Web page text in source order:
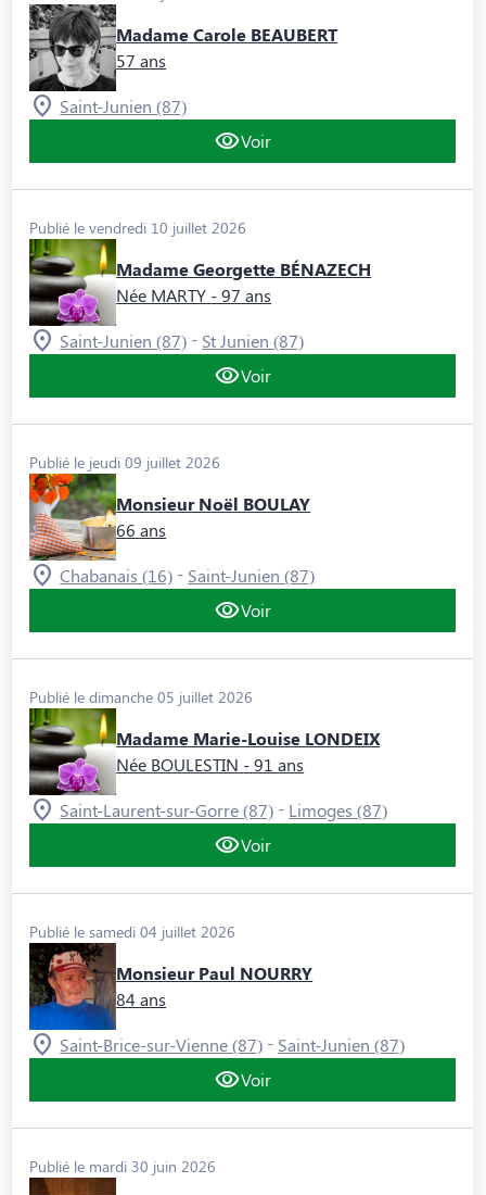
Madame Carole BEAUBERT
57 ans
Saint-Junien (87)
Voir
Publié le vendredi 10 juillet 2026
Madame Georgette BÉNAZECH
Née MARTY - 97 ans
Saint-Junien (87) - St Junien (87)
Voir
Publié le jeudi 09 juillet 2026
Monsieur Noël BOULAY
66 ans
Chabanais (16) - Saint-Junien (87)
Voir
Publié le dimanche 05 juillet 2026
Madame Marie-Louise LONDEIX
Née BOULESTIN - 91 ans
Saint-Laurent-sur-Gorre (87) - Limoges (87)
Voir
Publié le samedi 04 juillet 2026
Monsieur Paul NOURRY
84 ans
Saint-Brice-sur-Vienne (87) - Saint-Junien (87)
Voir
Publié le mardi 30 juin 2026